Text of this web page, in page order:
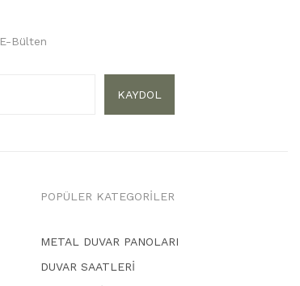
E-Bülten
KAYDOL
POPÜLER KATEGORİLER
METAL DUVAR PANOLARI
DUVAR SAATLERİ